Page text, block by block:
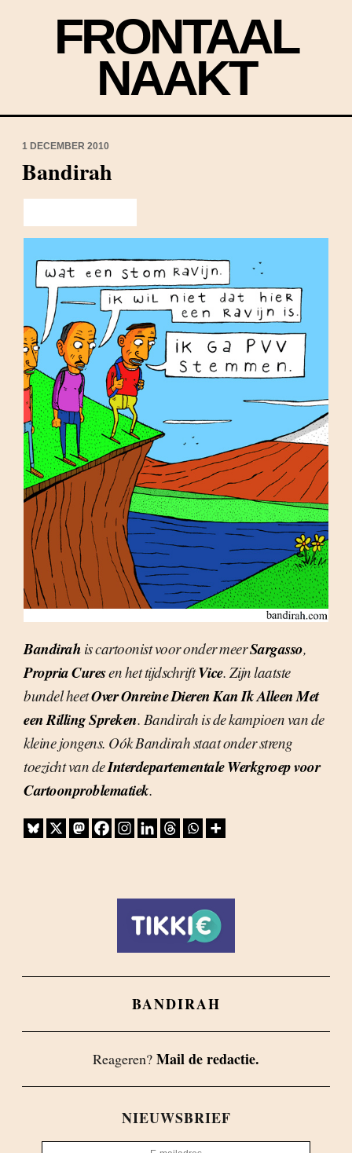
FRONTAAL
NAAKT
1 DECEMBER 2010
Bandirah
Bandirah is cartoonist voor onder meerSargasso,
Propria Curesen het tijdschriftVice. Zijn laatste
bundel heetOver Onreine Dieren Kan Ik Alleen Met
een Rilling Spreken. Bandirah is de kampioen van de
kleine jongens. Oók Bandirah staat onder streng
toezicht van deInterdepartementale Werkgroep voor
Cartoonproblematiek.
BANDIRAH
Reageren? Mail de redactie.
NIEUWSBRIEF